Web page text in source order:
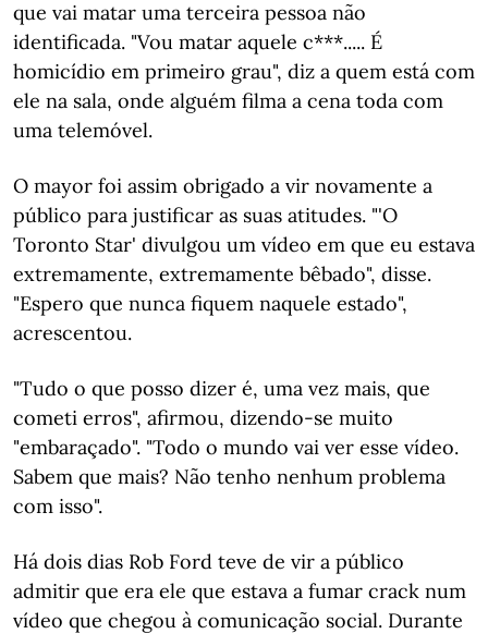
que vai matar uma terceira pessoa não
identificada. "Vou matar aquele c***..... É
homicídio em primeiro grau", diz a quem está com
ele na sala, onde alguém filma a cena toda com
uma telemóvel.
O mayor foi assim obrigado a vir novamente a
público para justificar as suas atitudes. "'O
Toronto Star' divulgou um vídeo em que eu estava
extremamente, extremamente bêbado", disse.
"Espero que nunca fiquem naquele estado",
acrescentou.
"Tudo o que posso dizer é, uma vez mais, que
cometi erros", afirmou, dizendo-se muito
"embaraçado". "Todo o mundo vai ver esse vídeo.
Sabem que mais? Não tenho nenhum problema
com isso".
Há dois dias Rob Ford teve de vir a público
admitir que era ele que estava a fumar crack num
vídeo que chegou à comunicação social. Durante